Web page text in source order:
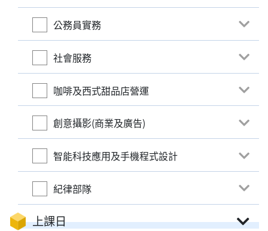
公務員實務
社會服務
咖啡及西式甜品店營運
創意攝影(商業及廣告)
智能科技應用及手機程式設計
紀律部隊
上課日